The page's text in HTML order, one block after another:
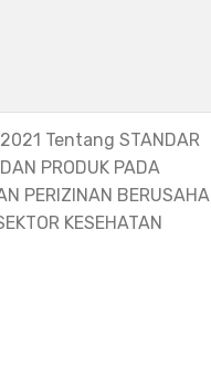
Tentang STANDAR
PRODUK PADA
PERIZINAN BERUSAHA
KESEHATAN